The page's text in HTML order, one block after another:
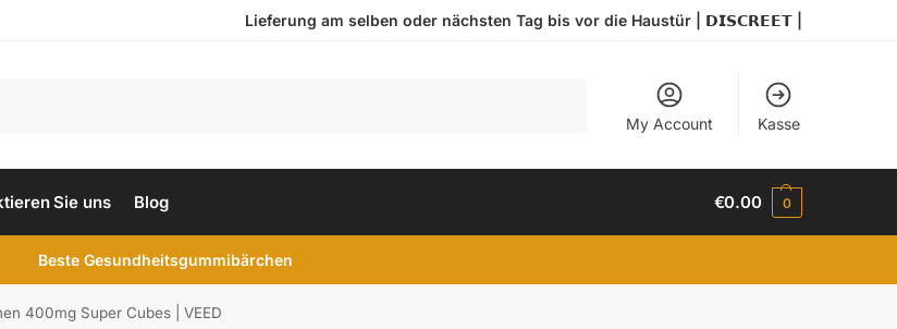
Lieferung am selben oder nächsten Tag bis vor die Haustür | 𝗗𝗜𝗦𝗖𝗥𝗘𝗘𝗧 |
My Account Kasse
Sie uns Blog €0.00 0
Beste Gesundheitsgummibärchen
400mg Super Cubes | VEED